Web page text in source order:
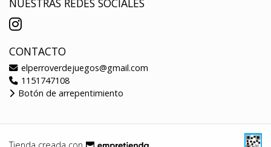
CONTACTO
elperroverdejuegos@gmail.com
1151747108
Botón de arrepentimiento